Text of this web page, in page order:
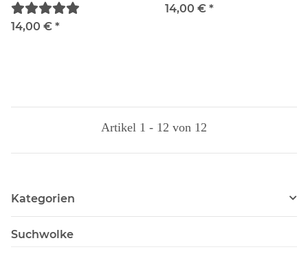
029
14,00 € *
14,00 € *
Artikel 1 - 12 von 12
Kategorien
Suchwolke